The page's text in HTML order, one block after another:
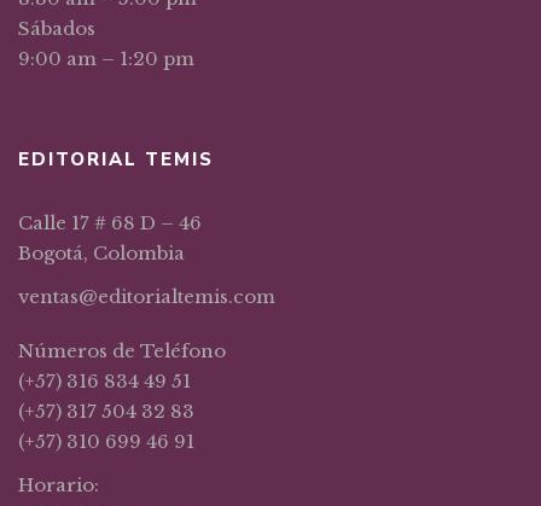
Sábados
9:00 am – 1:20 pm
EDITORIAL TEMIS
Calle 17 # 68 D – 46
Bogotá, Colombia
ventas@editorialtemis.com
Números de Teléfono
(+57) 316 834 49 51
(+57) 317 504 32 83
(+57) 310 699 46 91
Horario: